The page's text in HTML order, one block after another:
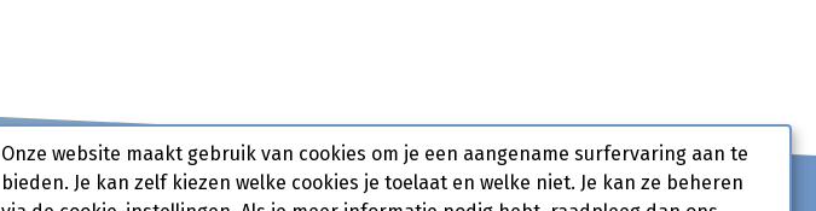
Onze website maakt gebruik van cookies om je een aangename surfervaring aan te
bieden. Je kan zelf kiezen welke cookies je toelaat en welke niet. Je kan ze beheren